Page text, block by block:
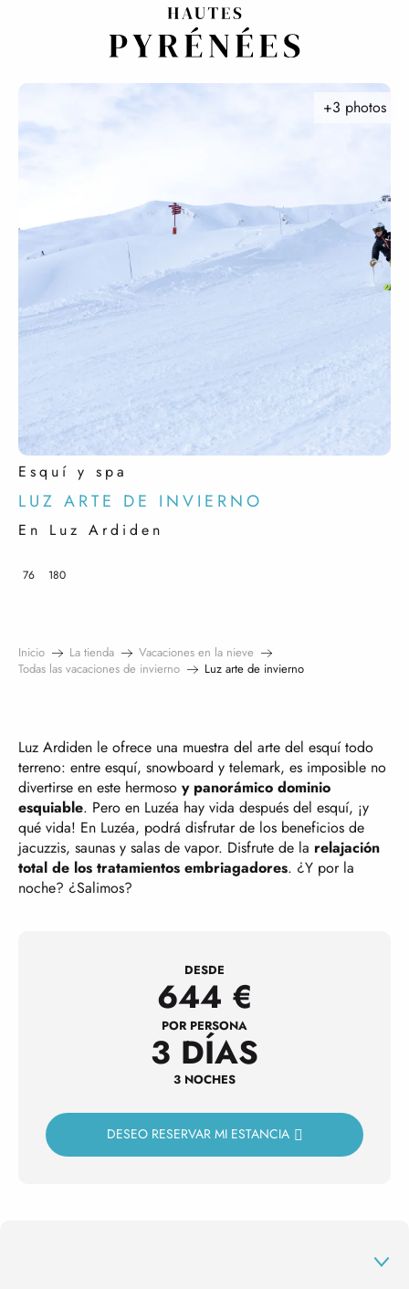
Esquí y spa
LUZ ARTE DE INVIERNO
En Luz Ardiden
+3 photos
76 180
Inicio La tienda
Vacaciones en la nieve
Todas las vacaciones de invierno
Luz arte de invierno
Luz Ardiden le ofrece una muestra del arte del esquí todo
terreno: entre esquí, snowboard y telemark, es imposible no
divertirse en este hermoso y panorámico dominio
esquiable. Pero en Luzéa hay vida después del esquí, ¡y
qué vida! En Luzéa, podrá disfrutar de los beneficios de
jacuzzis, saunas y salas de vapor. Disfrute de la relajación
total de los tratamientos embriagadores. ¿Y por la
noche? ¿Salimos?
DESDE
644 €
POR PERSONA
3 DÍAS
3 NOCHES
DESEO RESERVAR MI ESTANCIA